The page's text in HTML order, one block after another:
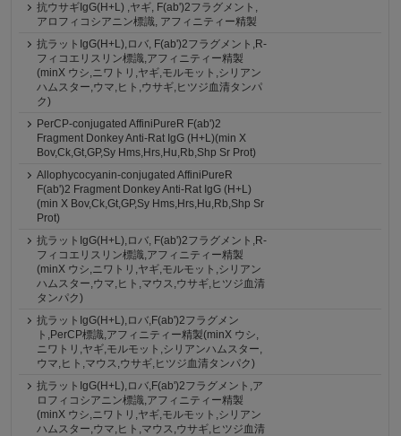
抗ウサギIgG(H+L) ,ヤギ, F(ab')2フラグメント,
アロフィコシアニン標識, アフィニティー精製
抗ラットIgG(H+L),ロバ, F(ab')2フラグメント,R-
フィコエリスリン標識,アフィニティー精製
(minX ウシ,ニワトリ,ヤギ,モルモット,シリアン
ハムスター,ウマ,ヒト,ウサギ,ヒツジ血清タンパ
ク)
PerCP-conjugated AffiniPureR F(ab')2
Fragment Donkey Anti-Rat IgG (H+L)(min X
Bov,Ck,Gt,GP,Sy Hms,Hrs,Hu,Rb,Shp Sr Prot)
Allophycocyanin-conjugated AffiniPureR
F(ab')2 Fragment Donkey Anti-Rat IgG (H+L)
(min X Bov,Ck,Gt,GP,Sy Hms,Hrs,Hu,Rb,Shp Sr
Prot)
抗ラットIgG(H+L),ロバ, F(ab')2フラグメント,R-
フィコエリスリン標識,アフィニティー精製
(minX ウシ,ニワトリ,ヤギ,モルモット,シリアン
ハムスター,ウマ,ヒト,マウス,ウサギ,ヒツジ血清
タンパク)
抗ラットIgG(H+L),ロバ,F(ab')2フラグメン
ト,PerCP標識,アフィニティー精製(minX ウシ,
ニワトリ,ヤギ,モルモット,シリアンハムスター,
ウマ,ヒト,マウス,ウサギ,ヒツジ血清タンパク)
抗ラットIgG(H+L),ロバ,F(ab')2フラグメント,ア
ロフィコシアニン標識,アフィニティー精製
(minX ウシ,ニワトリ,ヤギ,モルモット,シリアン
ハムスター,ウマ,ヒト,マウス,ウサギ,ヒツジ血清